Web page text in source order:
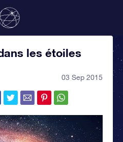
les étoiles
03 Sep 2015